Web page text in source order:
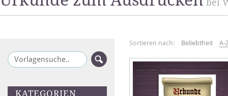
bei
KATEGORIEN
Sortieren nach: Beliebtheit A-